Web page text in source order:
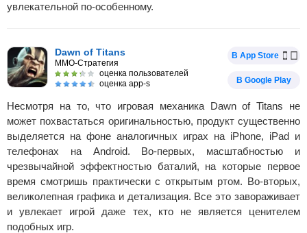
увлекательной по-особенному.
Dawn of Titans
MMO-Стратегия
оценка пользователей
оценка app-s
В App Store
В Google Play
Несмотря на то, что игровая механика Dawn of Titans не
может похвастаться оригинальностью, продукт существенно
выделяется на фоне аналогичных играх на iPhone, iPad и
телефонах на Android. Во-первых, масштабностью и
чрезвычайной эффектностью баталий, на которые первое
время смотришь практически с открытым ртом. Во-вторых,
великолепная графика и детализация. Все это завораживает
и увлекает игрой даже тех, кто не является ценителем
подобных игр.